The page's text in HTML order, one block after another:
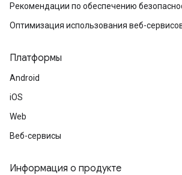
Рекомендации по обеспечению
Оптимизация использования веб-
Платформы
Android
iOS
Web
Веб-сервисы
Информация о продукте